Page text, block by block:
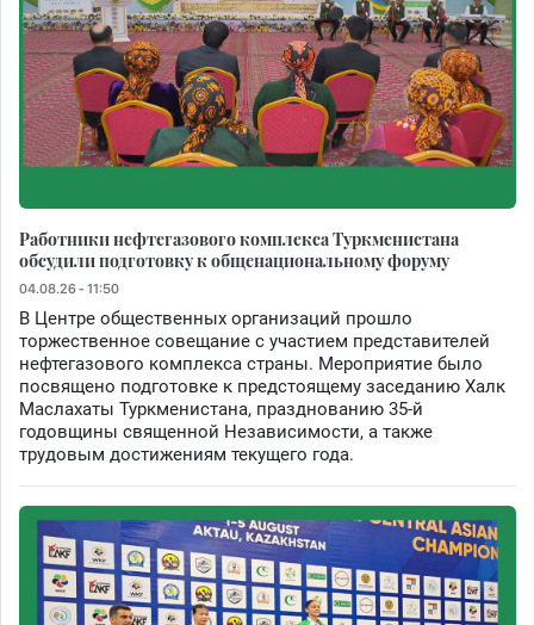
Работники нефтегазового комплекса Туркменистана
обсудили подготовку к общенациональному форуму
04.08.26 - 11:50
В Центре общественных организаций прошло
торжественное совещание с участием представителей
нефтегазового комплекса страны. Мероприятие было
посвящено подготовке к предстоящему заседанию Халк
Маслахаты Туркменистана, празднованию 35-й
годовщины священной Независимости, а также
трудовым достижениям текущего года.